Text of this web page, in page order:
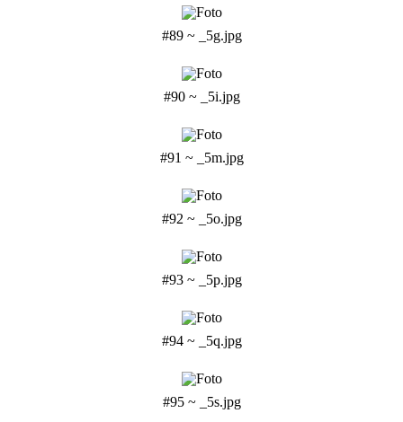
#89 ~ _5g.jpg
#90 ~ _5i.jpg
#91 ~ _5m.jpg
#92 ~ _5o.jpg
#93 ~ _5p.jpg
#94 ~ _5q.jpg
#95 ~ _5s.jpg